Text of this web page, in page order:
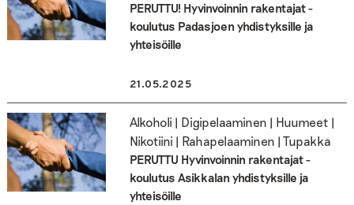
PERUTTU! Hyvinvoinnin rakentajat -
koulutus Padasjoen yhdistyksille ja
yhteisöille
21.05.2025
Alkoholi | Digipelaaminen | Huumeet |
Nikotiini | Rahapelaaminen | Tupakka
PERUTTU Hyvinvoinnin rakentajat -
koulutus Asikkalan yhdistyksille ja
yhteisöille